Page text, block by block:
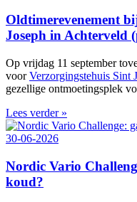
Oldtimerevenement
Joseph in Achterveld
Op vrijdag 11 september
voorVerzorgingstehuis Sint
gezellige ontmoetingsplek
Lees verder »
30-06-2026
Nordic Vario
koud?